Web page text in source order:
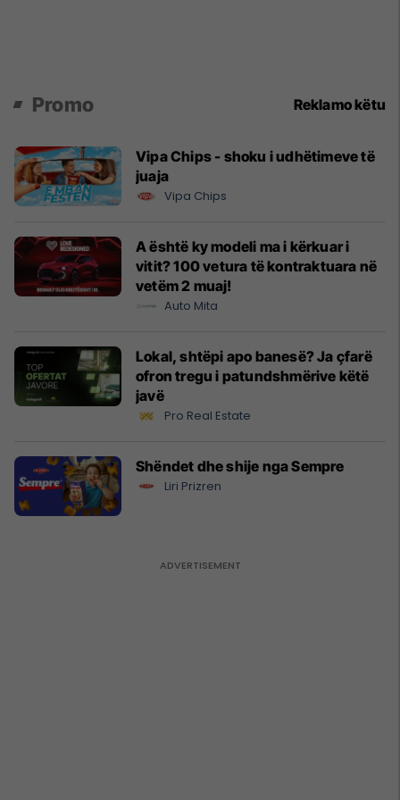
Promo Reklamo këtu
Vipa Chips - shoku i udhëtimeve të
juaja
Vipa Chips
A është ky modeli ma i kërkuar i
vitit? 100 vetura të kontraktuara në
vetëm 2 muaj!
Auto Mita
Lokal, shtëpi apo banesë? Ja çfarë
ofron tregu i patundshmërive këtë
javë
Pro Real Estate
Shëndet dhe shije nga Sempre
Liri Prizren